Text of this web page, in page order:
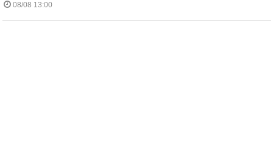
08/08 13:00